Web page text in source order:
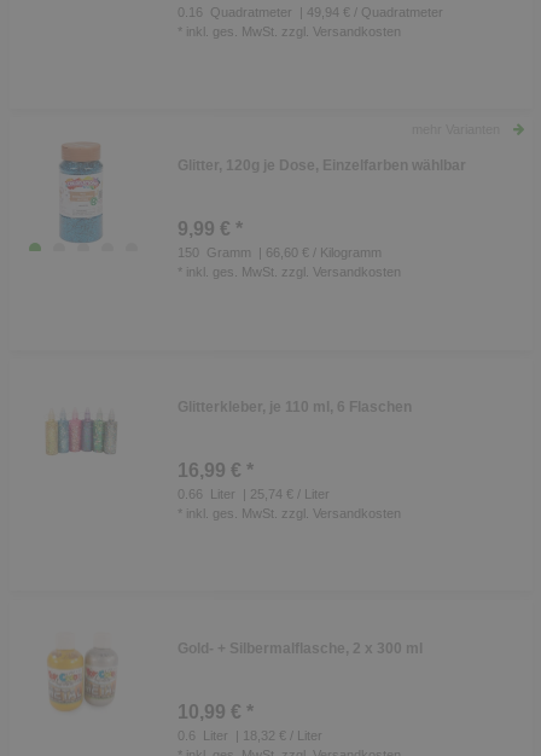
0.16 Quadratmeter
| 49,94 € / Quadratmeter
* inkl. ges. MwSt. zzgl. Versandkosten
Glitter, 120g je Dose, Einzelfarben wählbar
9,99 € *
150 Gramm
| 66,60 € / Kilogramm
* inkl. ges. MwSt. zzgl. Versandkosten
Glitterkleber, je 110 ml, 6 Flaschen
16,99 € *
0.66 Liter
| 25,74 € / Liter
* inkl. ges. MwSt. zzgl. Versandkosten
Gold- + Silbermalflasche, 2 x 300 ml
10,99 € *
0.6 Liter
| 18,32 € / Liter